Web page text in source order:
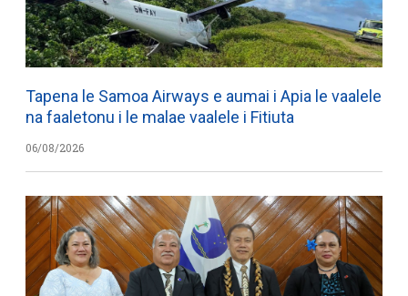
Tapena le Samoa Airways e aumai i Apia le vaalele
na faaletonu i le malae vaalele i Fitiuta
06/08/2026